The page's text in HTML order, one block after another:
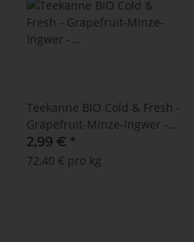
Teekanne BIO Cold & Fresh -
Grapefruit-Minze-Ingwer -
MHD: 28.02.2026 !! (15
Doppelkammerbeutel à 2,75
2,99 € *
72,40 € pro kg